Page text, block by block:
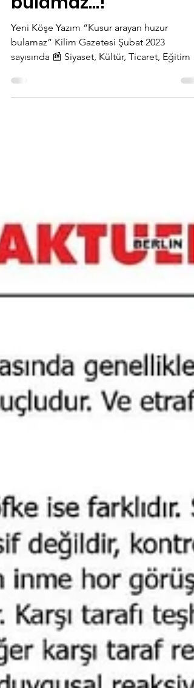
Kusur arayan huzur
bulamaz…!
Yeni Köşe Yazım “Kusur arayan huzur
bulamaz” Kilim Gazetesi Şubat 2023